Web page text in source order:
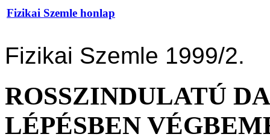
Fizikai Szemle honlap
Fizikai Szemle 1999/2.
ROSSZINDULATÚ
LÉPÉSBEN